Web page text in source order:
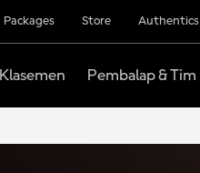
Packages Store Authentics
Klasemen Pembalap & Tim